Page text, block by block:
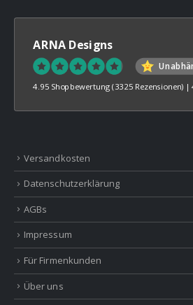
ARNA Designs
4.95 Shopbewertung (3325 Rezensionen) |
Versandkosten
Datenschutzerklärung
AGBs
Impressum
Für Firmenkunden
Über uns